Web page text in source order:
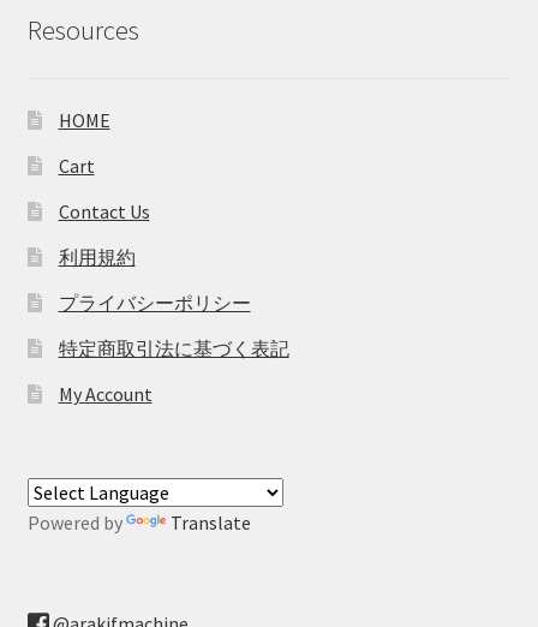
Resources
HOME
Cart
Contact Us
利用規約
プライバシーポリシー
特定商取引法に基づく表記
My Account
Powered by Translate